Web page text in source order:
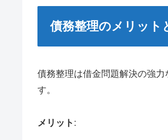
債務整理のメリット
債務整理は借金問題解決の強
す。
メリット :